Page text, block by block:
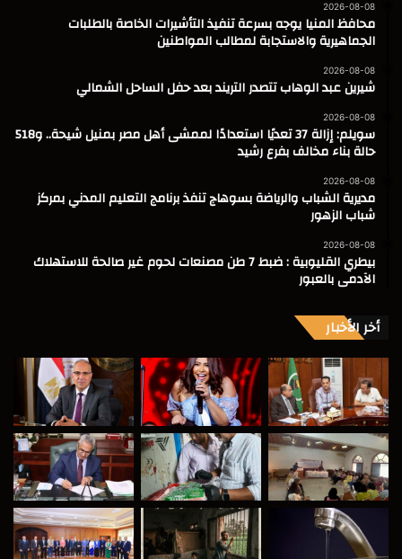
2026-08-08
محافظ المنيا يوجه بسرعة تنفيذ التأشيرات الخاصة بالطلبات
الجماهيرية والاستجابة لمطالب المواطنين
2026-08-08
شيرين عبد الوهاب تتصدر التريند بعد حفل الساحل الشمالي
2026-08-08
سويلم: إزالة 37 تعديًا استعدادًا لممشى أهل مصر بمنيل شيحة.. و518
حالة بناء مخالف بفرع رشيد
2026-08-08
مديرية الشباب والرياضة بسوهاج تنفذ برنامج التعليم المدني بمركز
شباب الزهور
2026-08-08
بيطري القليوبية : ضبط 7 طن مصنعات لحوم غير صالحة للاستهلاك
الآدمى بالعبور
أخر الأخبار